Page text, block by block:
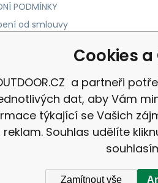
PODMÍNKY
od smlouvy
osobních údajů
Cookies a
a partneři
dat, aby Vám
týkající se Vašich
reklam. Souhlas udělíte
Zamítnout vše